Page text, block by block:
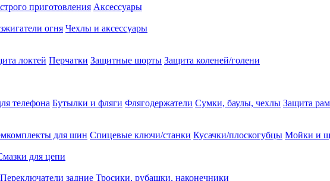
приготовления Аксессуары
огня Чехлы и аксессуары
локтей Перчатки Защитные шорты Защита коленей/голени
телефона Бутылки и фляги Флягодержатели Сумки, баулы, чехлы Защита
для шин Спицевые ключи/станки Кусачки/плоскогубцы Мойки и
для цепи
Переключатели задние Тросики, рубашки, наконечники